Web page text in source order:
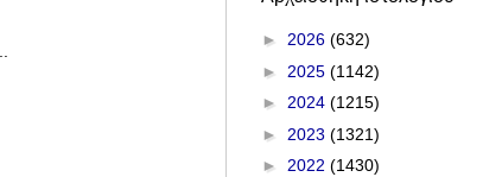
► 2026 (632)
► 2025 (1142)
► 2024 (1215)
► 2023 (1321)
► 2022 (1430)